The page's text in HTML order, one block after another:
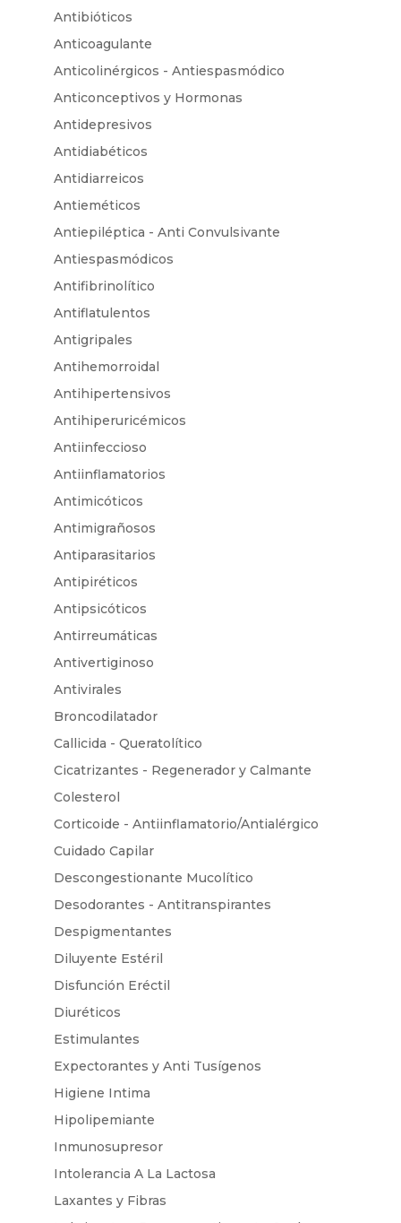
Antibióticos
Anticoagulante
Anticolinérgicos - Antiespasmódico
Anticonceptivos y Hormonas
Antidepresivos
Antidiabéticos
Antidiarreicos
Antieméticos
Antiepiléptica - Anti Convulsivante
Antiespasmódicos
Antifibrinolítico
Antiflatulentos
Antigripales
Antihemorroidal
Antihipertensivos
Antihiperuricémicos
Antiinfeccioso
Antiinflamatorios
Antimicóticos
Antimigrañosos
Antiparasitarios
Antipiréticos
Antipsicóticos
Antirreumáticas
Antivertiginoso
Antivirales
Broncodilatador
Callicida - Queratolítico
Cicatrizantes - Regenerador y Calmante
Colesterol
Corticoide - Antiinflamatorio/Antialérgico
Cuidado Capilar
Descongestionante Mucolítico
Desodorantes - Antitranspirantes
Despigmentantes
Diluyente Estéril
Disfunción Eréctil
Diuréticos
Estimulantes
Expectorantes y Anti Tusígenos
Higiene Intima
Hipolipemiante
Inmunosupresor
Intolerancia A La Lactosa
Laxantes y Fibras